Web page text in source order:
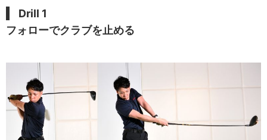
Drill 1
フォローでクラブを止める